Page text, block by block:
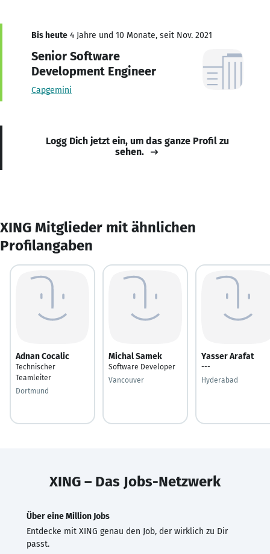
Bis heute 4 Jahre und 10 Monate, seit Nov. 2021
Senior Software
Development Engineer
Capgemini
Logg Dich jetzt ein, um das ganze Profil zu
sehen.
XING Mitglieder mit ähnlichen
Profilangaben
Adnan Cocalic
Technischer
Teamleiter
Dortmund
Michal Samek
Software Developer
Vancouver
Yasser Arafat
---
Hyderabad
XING – Das Jobs-Netzwerk
Über eine Million Jobs
Entdecke mit XING genau den Job, der wirklich zu Dir
passt.